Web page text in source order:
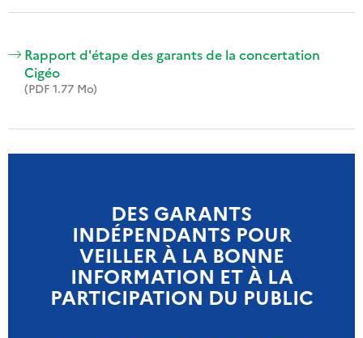
Rapport d'étape des garants de la concertation
Cigéo
(PDF 1.77 Mo)
DES GARANTS
INDÉPENDANTS POUR
VEILLER À LA BONNE
INFORMATION ET À LA
PARTICIPATION DU PUBLIC